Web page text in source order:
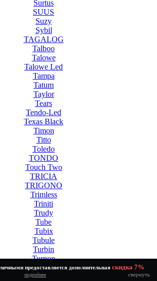
предоставляется дополнительная скидка 7%
подробнее свернуть
Surtus
SUUS
Suzy
Sybil
TAGALOG
Talboo
Talowe
Talowe Led
Tampa
Tatum
Taylor
Tears
Tendo-Led
Texas Black
Timon
Titto
Toledo
TONDO
Touch Two
TRICIA
TRIGONO
Trimless
Triniti
Trudy
Tube
Tubix
Tubule
Turbin
Turnon
Twinny Led White
Tycho